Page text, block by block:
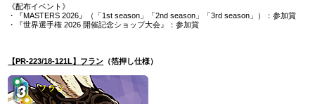
《配布イベント》
・『MASTERS 2026』（「1st season」「2nd season」「3rd season」）：参加賞
・『世界選手権 2026 開催記念ショップ大会』：参加賞
【PR-223/18-121L】フラン （箔押し仕様）